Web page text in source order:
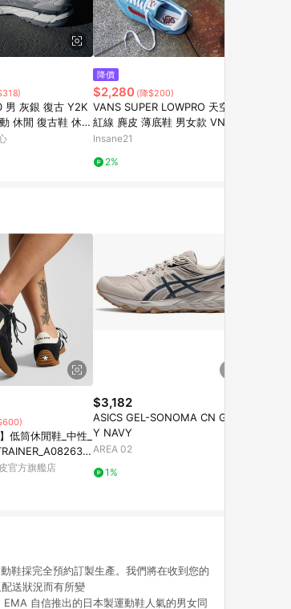
男 灰銀 復古 Y2K
休閒 復古鞋 休閒
降價
$2,280 (降$200)
VANS SUPER LOWPRO 天空藍
紅線 麂皮 薄底鞋 男女款 VN000
D83E2W
Insane21
2%
低筒休閒鞋_中性_
星同款 官方旗艦店
官方旗艦店
$3,182
ASICS GEL-SONOMA CN GRE
Y NAVY
AREA 02
1%
鞋採完全預約訂製生產。我們將在收到您的
送狀況而有所變
自信推出的日本製運動鞋人氣的男女同